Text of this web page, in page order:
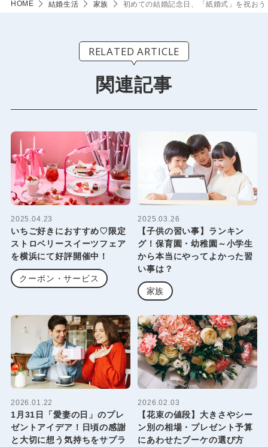
HOME 結婚生活 家族 初めての結婚記念日、「紙婚式」を祝お
RELATED ARTICLE
関連記事
2025.04.23
いちご好きにおすすめ♡限定
ストロベリースイーツフェア
を横浜にて好評開催中！
クーポン・サービス
2025.03.26
【子供の習い事】ランキン
グ！保育園・幼稚園～小学生
から本当にやってよかった習
い事は？
家族
2026.01.22
1月31日「愛妻の日」のプレ
ゼントアイデア！日頃の感謝
と大切に想う気持ちをサプラ
2026.02.03
【花束の値段】大きさやシー
ン別の相場・プレゼント予算
にあわせたブーケの選び方